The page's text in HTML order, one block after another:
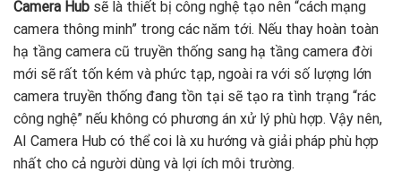
Camera Hub sẽ là thiết bị công nghệ tạo nên “cách mạng
camera thông minh” trong các năm tới. Nếu thay hoàn toàn
hạ tầng camera cũ truyền thống sang hạ tầng camera đời
mới sẽ rất tốn kém và phức tạp, ngoài ra với số lượng lớn
camera truyền thống đang tồn tại sẽ tạo ra tình trạng “rác
công nghệ” nếu không có phương án xử lý phù hợp. Vậy nên,
AI Camera Hub có thể coi là xu hướng và giải pháp phù hợp
nhất cho cả người dùng và lợi ích môi trường.